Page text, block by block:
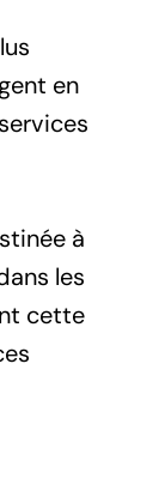
en
à
les
cette